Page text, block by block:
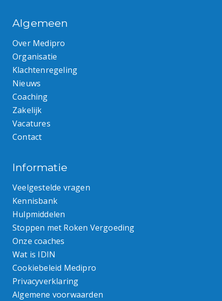
Algemeen
Over Medipro
Organisatie
Klachtenregeling
Nieuws
Coaching
Zakelijk
Vacatures
Contact
Informatie
Veelgestelde vragen
Kennisbank
Hulpmiddelen
Stoppen met Roken Vergoeding
Onze coaches
Wat is IDIN
Cookiebeleid Medipro
Privacyverklaring
Algemene voorwaarden